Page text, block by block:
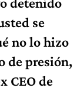
se
no lo hizo
de presión,
CEO de